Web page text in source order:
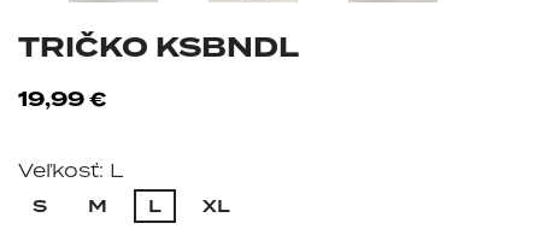
TRIČKO KSBNDL
19,99 €
Veľkosť: L
S
M L XL